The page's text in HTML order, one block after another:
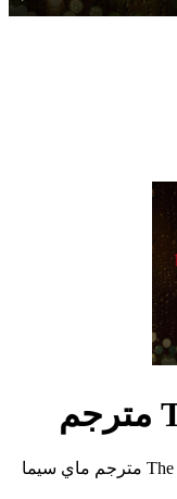
مشاهدة وتحميل مسلسل مسلسل The Penguin مترجم ماي سيما